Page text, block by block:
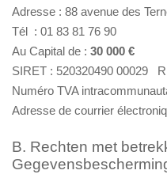
Adresse : 88 avenue des
Tél : 01 83 81 76 90
Au Capital de : 30 000 €
SIRET : 520320490 00029
Numéro TVA
Adresse de courrier
B. Rechten met